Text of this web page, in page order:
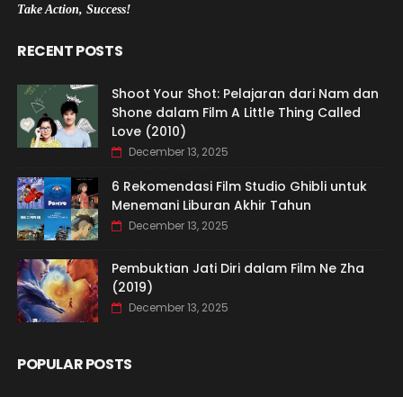
Take Action, Success!
RECENT POSTS
Shoot Your Shot: Pelajaran dari Nam dan
Shone dalam Film A Little Thing Called
Love (2010)
December 13, 2025
6 Rekomendasi Film Studio Ghibli untuk
Menemani Liburan Akhir Tahun
December 13, 2025
Pembuktian Jati Diri dalam Film Ne Zha
(2019)
December 13, 2025
POPULAR POSTS